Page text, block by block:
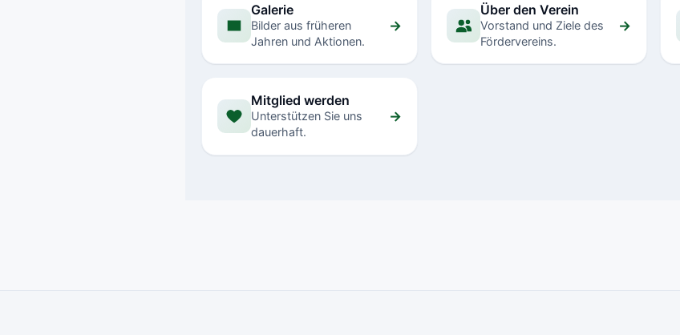
Galerie
Bilder aus früheren
Jahren und Aktionen.
→
Über den Verein
Vorstand und Ziele des
Fördervereins.
→
Mitglied werden
Unterstützen Sie uns
dauerhaft.
→